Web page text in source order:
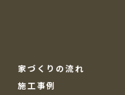
家づくりの流れ
施工事例